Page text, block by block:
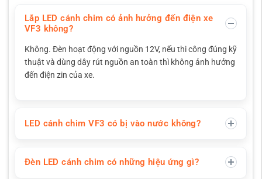
Lắp LED cánh chim có ảnh hưởng đến điện xe
VF3 không?
Không. Đèn hoạt động với nguồn 12V, nếu thi công đúng kỹ
thuật và dùng dây rút nguồn an toàn thì không ảnh hưởng
đến điện zin của xe.
LED cánh chim VF3 có bị vào nước không?
Đèn LED cánh chim có những hiệu ứng gì?